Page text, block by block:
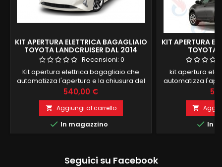
KIT APERTURA ELETTRICA BAGAGLIAIO
TOYOTA LANDCRUISER DAL 2014
Recensioni: 0
Kit apertura elettrica bagagliaio che
automatizza l'apertura e la chiusura del
portellone del bagagliaio della vostra
automobile. Il sistema è completo di due
pistoni specifici per il montaggio con
centralina di controllo e due pulsanti
specifici da installare nell'abitacolo e nel
portellone. Il sistema consente l'apertura
Prezzo
540,00 €
 Aggiungi al carrello
 In magazzino
KIT APERTURA
TOYOTA
kit apertura
automatizza
portellone del
automobile.Il
pistoni
centralina di
specifici da
portellone. Tutti

 In
Seguici su Facebook